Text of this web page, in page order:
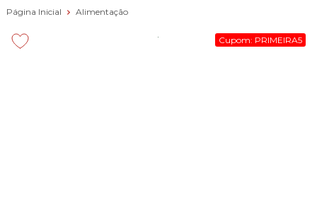
Página Inicial Alimentação
Cupom: PRIMEIRA5